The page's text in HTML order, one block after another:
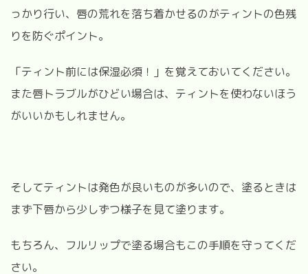
っかり行い、唇の荒れを落ち着かせるのがティントの色残
りを防ぐポイント。
「ティント前には保湿必須！」を覚えておいてください。
また唇トラブルがひどい場合は、ティントを使わないほう
がいいかもしれません。
そしてティントは発色が良いものが多いので、塗るときは
まず下唇から少しずつ様子を見て塗ります。
もちろん、フルリップで塗る場合もこの手順を守ってくだ
さい。